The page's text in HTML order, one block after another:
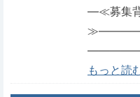
―≪募集
もっと読